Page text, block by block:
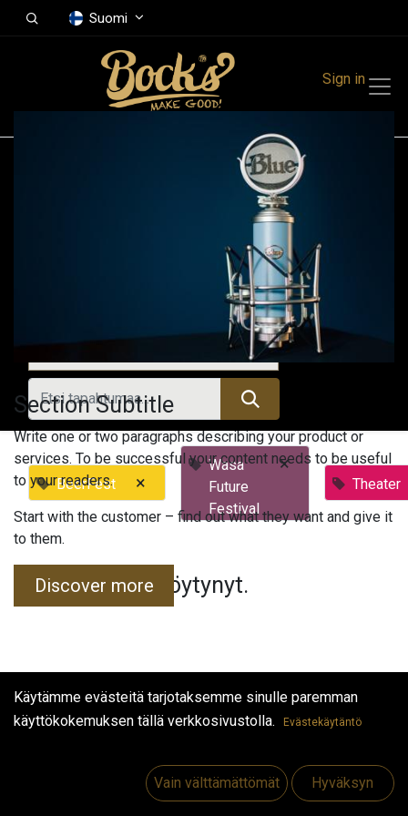
Suomi
Sign in
Kaikki tapahtumat
BeerFest ×
Wasa
Future
Festival
×
Theater
Tapahtumia ei löytynyt.
Hyödyllisiä linkkejä
Section Subtitle
Write one or two paragraphs describing your product or
services. To be successful your content needs to be useful
to your readers.
Start with the customer – find out what they want and give it
to them.
Discover more
Käytämme evästeitä tarjotaksemme sinulle paremman
käyttökokemuksen tällä verkkosivustolla.
Evästekäytäntö
Vain välttämättömät Hyväksyn